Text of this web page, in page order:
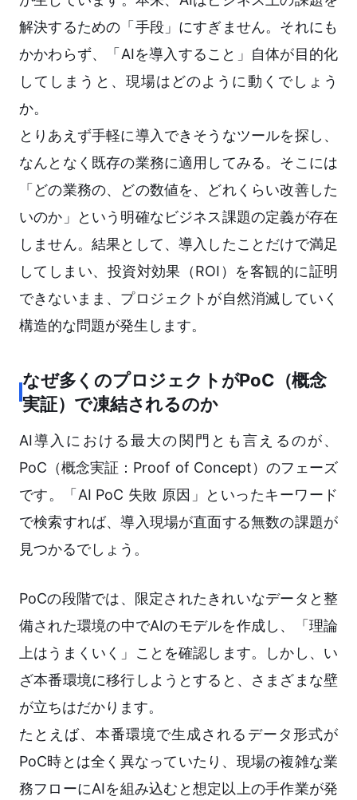
解決するための「手段」にすぎません。それにも
かかわらず、「AIを導入すること」自体が目的化
してしまうと、現場はどのように動くでしょう
か。
とりあえず手軽に導入できそうなツールを探し、
なんとなく既存の業務に適用してみる。そこには
「どの業務の、どの数値を、どれくらい改善した
いのか」という明確なビジネス課題の定義が存在
しません。結果として、導入したことだけで満足
してしまい、投資対効果（ROI）を客観的に証明
できないまま、プロジェクトが自然消滅していく
構造的な問題が発生します。
なぜ多くのプロジェクトがPoC（概念
実証）で凍結されるのか
AI導入における最大の関門とも言えるのが、
PoC（概念実証：Proof of Concept）のフェーズ
です。「AI PoC 失敗 原因」といったキーワード
で検索すれば、導入現場が直面する無数の課題が
見つかるでしょう。
PoCの段階では、限定されたきれいなデータと整
備された環境の中でAIのモデルを作成し、「理論
上はうまくいく」ことを確認します。しかし、い
ざ本番環境に移行しようとすると、さまざまな壁
が立ちはだかります。
たとえば、本番環境で生成されるデータ形式が
PoC時とは全く異なっていたり、現場の複雑な業
務フローにAIを組み込むと想定以上の手作業が発